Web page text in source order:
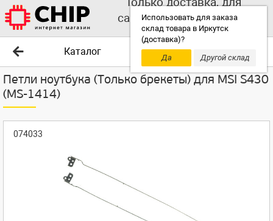
Использовать для заказа
склад товара в Иркутск
(доставка)?
Да
Другой склад
самовывоза выбирайте
другой склад!
Каталог
Петли ноутбука (Только брекеты) для MSI S430
(MS-1414)
074033